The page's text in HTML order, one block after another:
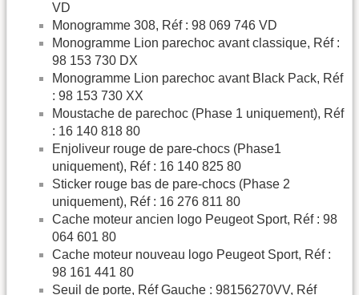
VD
Monogramme 308, Réf : 98 069 746 VD
Monogramme Lion parechoc avant classique, Réf :
98 153 730 DX
Monogramme Lion parechoc avant Black Pack, Réf
: 98 153 730 XX
Moustache de parechoc (Phase 1 uniquement), Réf
: 16 140 818 80
Enjoliveur rouge de pare-chocs (Phase1
uniquement), Réf : 16 140 825 80
Sticker rouge bas de pare-chocs (Phase 2
uniquement), Réf : 16 276 811 80
Cache moteur ancien logo Peugeot Sport, Réf : 98
064 601 80
Cache moteur nouveau logo Peugeot Sport, Réf :
98 161 441 80
Seuil de porte, Réf Gauche : 98156270VV, Réf